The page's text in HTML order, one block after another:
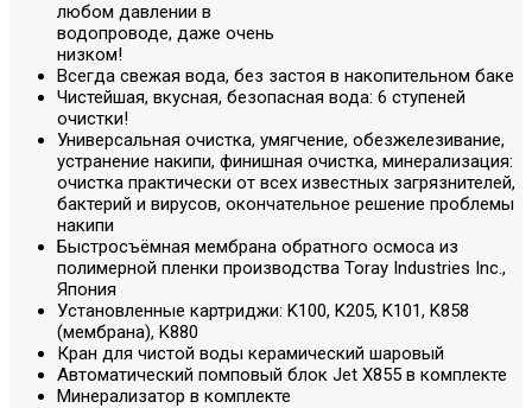
любом давлении в
водопроводе, даже очень
низком!
Всегда свежая вода, без застоя в накопительном баке
Чистейшая, вкусная, безопасная вода: 6 ступеней
очистки!
Универсальная очистка, умягчение, обезжелезивание,
устранение накипи, финишная очистка, минерализация:
очистка практически от всех известных загрязнителей,
бактерий и вирусов, окончательное решение проблемы
накипи
Быстросъёмная мембрана обратного осмоса из
полимерной пленки производства Toray Industries Inc.,
Япония
Установленные картриджи: K100, K205, K101, K858
(мембрана), K880
Кран для чистой воды керамический шаровый
Автоматический помповый блок Jet X855 в комплекте
Минерализатор в комплекте